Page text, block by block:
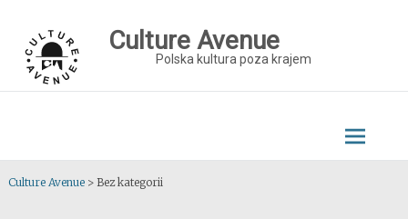
content
Culture Avenue
Polska kultura poza krajem
Culture Avenue> Bez kategorii